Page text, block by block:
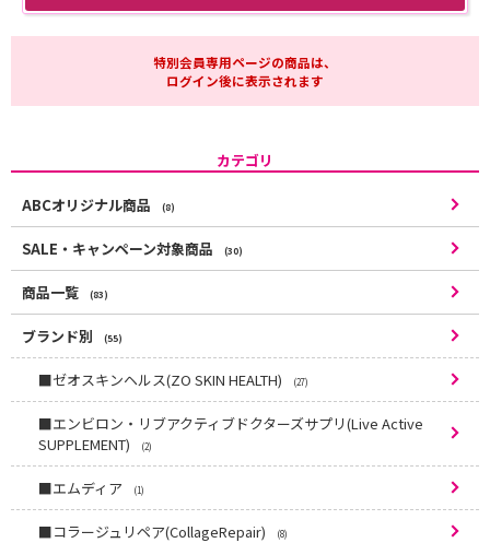
特別会員専用ページの商品は、
ログイン後に表示されます
カテゴリ
ABCオリジナル商品 (8)
SALE・キャンペーン対象商品 (30)
商品一覧 (83)
ブランド別 (55)
■ゼオスキンヘルス(ZO SKIN HEALTH) (27)
■エンビロン・リブアクティブドクターズサプリ(Live Active
SUPPLEMENT)
(2)
■エムディア (1)
■コラージュリペア(CollageRepair) (8)